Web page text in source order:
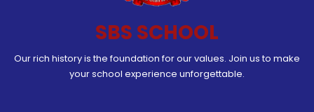
SBS SCHOOL
Our rich history is the foundation for our values. Join us to make
your school experience unforgettable.